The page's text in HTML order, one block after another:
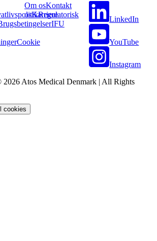
Regulatorisk
IFU
Cookie
Om osKontakt
osKarriere
LinkedIn
YouTube
Instagram
2026 Atos Medical Denmark | All Rights
cookies